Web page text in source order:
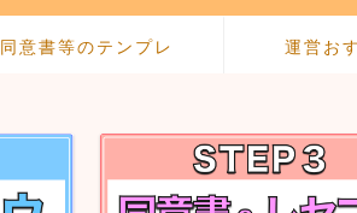
同意書等のテンプレ 運営お